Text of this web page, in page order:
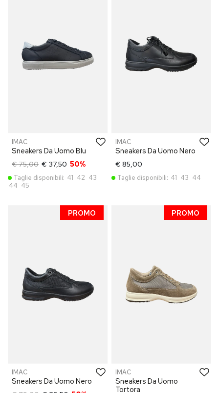
IMAC
Sneakers Da Uomo Blu
€ 75,00 € 37,50 50%
Taglie disponibili: 41 42 43
44 45
IMAC
Sneakers Da Uomo Nero
€ 85,00
Taglie disponibili: 41 43 44
PROMO
IMAC
Sneakers Da Uomo Nero
PROMO
IMAC
Sneakers Da Uomo
Tortora